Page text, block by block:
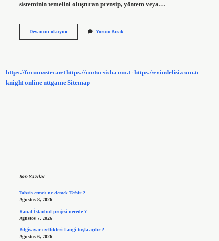
sisteminin temelini oluşturan prensip, yöntem veya…
Devamını okuyunEski
Yorum Bırak
https://forumaster.net https://motorsich.com.tr https://evindelisi.com.tr
knight online nttgame Sitemap
Son Yazılar
Tahsis etmek ne demek Tefsir ?
Ağustos 8, 2026
Kanal İstanbul projesi nerede ?
Ağustos 7, 2026
Bilgisayar özellikleri hangi tuşla açılır ?
Ağustos 6, 2026